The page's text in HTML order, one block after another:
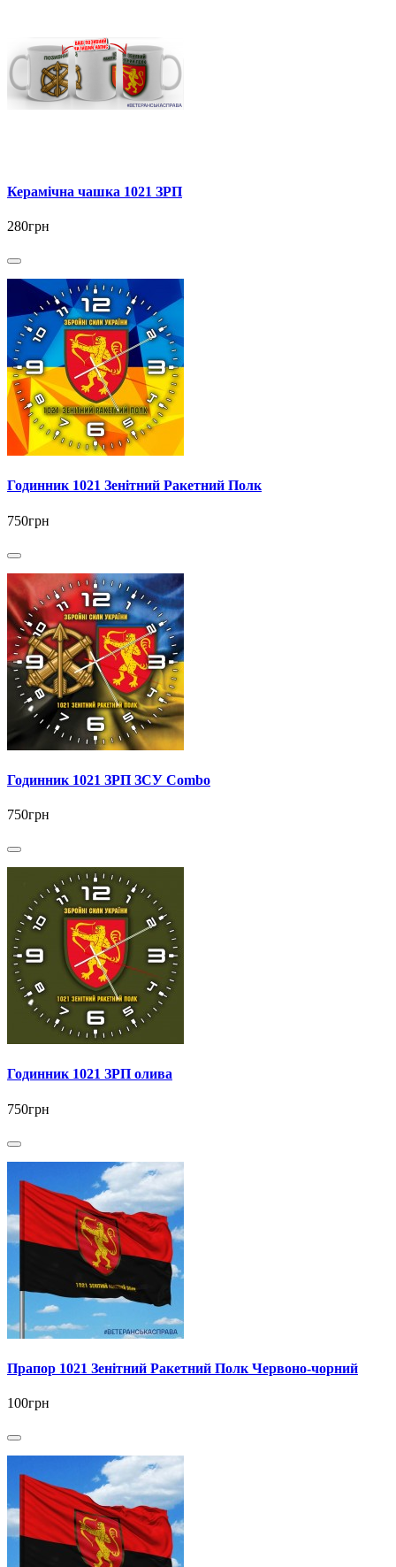
Керамічна чашка 1021 ЗРП
280грн
Годинник 1021 Зенітний Ракетний Полк
750грн
Годинник 1021 ЗРП ЗСУ Combo
750грн
Годинник 1021 ЗРП олива
750грн
Прапор 1021 Зенітний Ракетний Полк Червоно-чорний
100грн